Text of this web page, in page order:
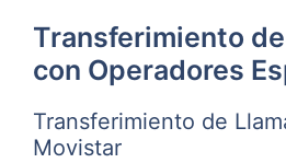
Transferimiento
con Operadores
Transferimiento de
Movistar